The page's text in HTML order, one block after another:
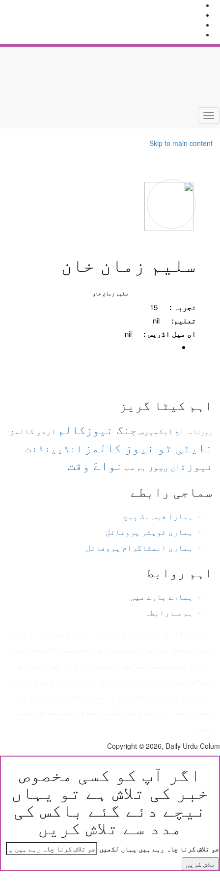
Toggle
Skip to main content
سلیم زمان خان
سلیم زمان خان
تجربہ :
تعلیم:
ای میل اڈریس :
اہم کیٹا گریز
روزنامہ آج ایکسپرس جنگ نیوزکالم اردو کالمز
نایٹی ٹو نیوز کالمز انڈپینڈنٹ
نیوز ڈان ںیوز ہم سب نواےَ وقت
سماجی رابطے
ہمارا فیس بک پیج
ہماری ٹویٹر پروفائل
ہماری انسٹاگرام پروفائل
اہم روابط
ہمارے بارے میں
ہم سے رابطہ
Copyright © 2026, Daily Urdu
اگر آپ کو کسی مخصوص
خبر کی تلاش ہے تو یہاں
نیچے دئے گئے باکس کی
مدد سے تلاش کریں
تلاش کرنا چاہ رہے ہیں یہاں لکھیں